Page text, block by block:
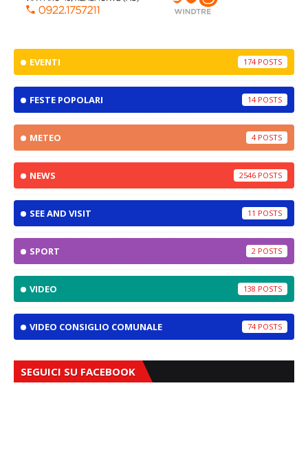
EVENTI 174
FESTE POPOLARI 14
METEO 4
NEWS 2546
SEE AND VISIT 11
SPORT 2
VIDEO 138
VIDEO CONSIGLIO COMUNALE 74
SEGUICI SU FACEBOOK